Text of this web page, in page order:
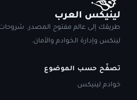
لينيكس العرب
طريقك إلى عالم مفتوح المصدر. شروحات
لينكس وإدارة الخوادم والأمان.
تصفّح حسب الموضوع
خوادم لينيكس